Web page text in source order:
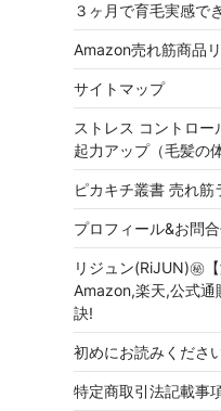
３ヶ月で育毛実感で
Amazon売れ筋商品
サイトマップ
ストレス コントロー
起力アップ（毛髪の
ピカキチ叢書 売れ
プロフィール&お問
リジュン(RiJUN)㊙
Amazon,楽天,公式通
訣!
初めにお読みくださ
特定商取引法記載事